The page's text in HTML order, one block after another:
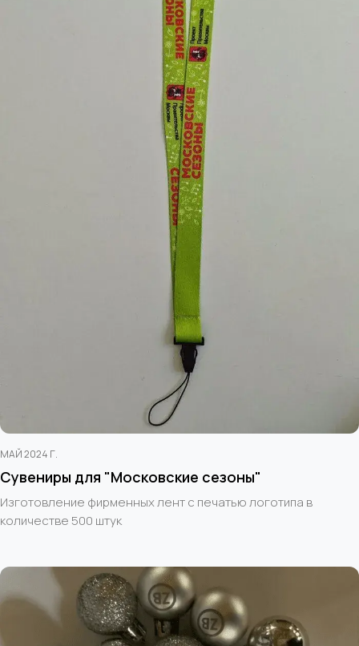
МАЙ 2024 Г.
Сувениры для "Московские сезоны"
Изготовление фирменных лент с печатью логотипа в
количестве 500 штук